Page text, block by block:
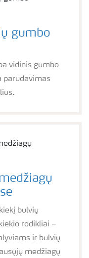
gumbo
vidinis gumbo
parudavimas
bulvių
rodikliai –
ir bulvių
medžiagų